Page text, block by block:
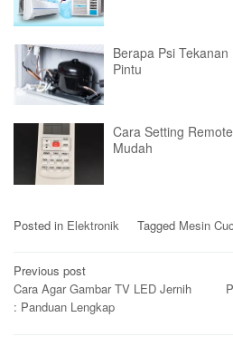
Berapa Psi
Pintu
Cara Setting
Mudah
Posted in Elektronik Tagged Mesin
Post
navigation
Previous post
Cara Agar Gambar TV LED Jernih
: Panduan Lengkap